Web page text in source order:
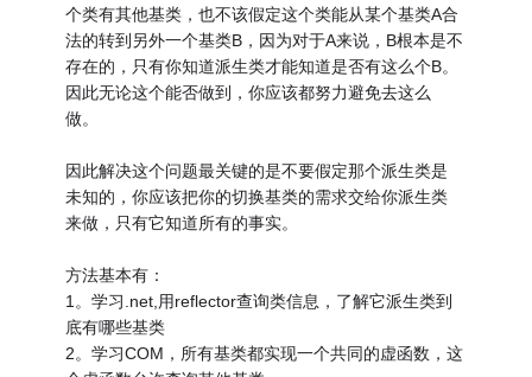
个类有其他基类，也不该假定这个类能从某个基类A合
法的转到另外一个基类B，因为对于A来说，B根本是不
存在的，只有你知道派生类才能知道是否有这么个B。
因此无论这个能否做到，你应该都努力避免去这么
做。
因此解决这个问题最关键的是不要假定那个派生类是
未知的，你应该把你的切换基类的需求交给你派生类
来做，只有它知道所有的事实。
方法基本有：
1。学习.net,用reflector查询类信息，了解它派生类到
底有哪些基类
2。学习COM，所有基类都实现一个共同的虚函数，这